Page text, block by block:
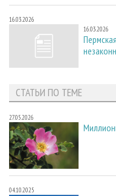
16.03.2026
16.03.2026
СТАТЬИ ПО ТЕМЕ
27.05.2026
04.10.2025